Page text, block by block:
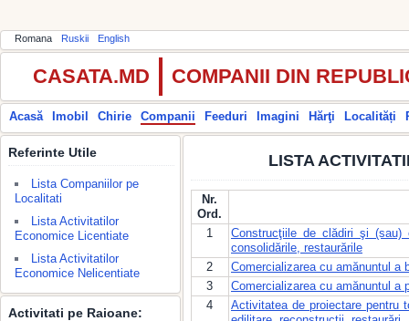
Romana Ruskii English
CASATA.MD COMPANII DIN
Acasă Imobil Chirie Companii Feeduri Imagini Hărţi Localități
Referinte Utile
Lista Companiilor pe
Localitati
Lista Activitatilor
Economice Licentiate
Lista Activitatilor
Economice Nelicentiate
Activitati pe Raioane:
LISTA
Nr.
Ord.
1
Construcţiile de clădiri şi (sau)
consolidările, restaurările
2
Comercializarea cu amănuntul a
3
Comercializarea cu amănuntul a
4
Activitatea de proiectare pentru